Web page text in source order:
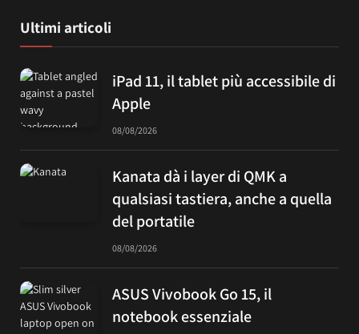
Ultimi articoli
iPad 11, il tablet più accessibile di
Apple
08/08/2026
Kanata dà i layer di QMK a
qualsiasi tastiera, anche a quella
del portatile
08/08/2026
ASUS Vivobook Go 15, il
notebook essenziale